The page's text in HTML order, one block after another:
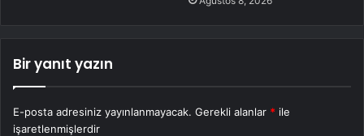
Bir yanıt yazın
E-posta adresiniz yayınlanmayacak. Gerekli alanlar * ile
işaretlenmişlerdir